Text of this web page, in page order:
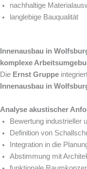
nachhaltige
langlebige Bauqualität
Innenausbau in
komplexe
Die Ernst Gruppe
Innenausbau in
Analyse akustischer
Bewertung industrieller
Definition von
Integration in die
Abstimmung mit